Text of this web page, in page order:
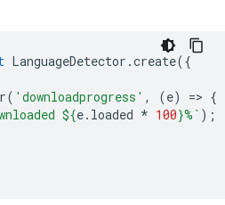
LanguageDetector .create({
( 'downloadprogress' , (e) => {
${e. loaded * 100}%` );